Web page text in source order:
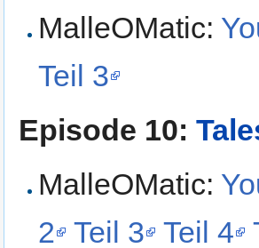
MalleOMatic:
Teil 3
Episode 10:
MalleOMatic:
2 Teil 3 Teil 4